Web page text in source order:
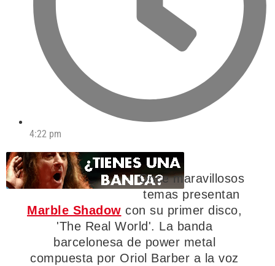
4:22 pm
Once maravillosos
temas presentan
Marble Shadow con su primer disco,
'The Real World'. La banda
barcelonesa de power metal
compuesta por Oriol Barber a la voz